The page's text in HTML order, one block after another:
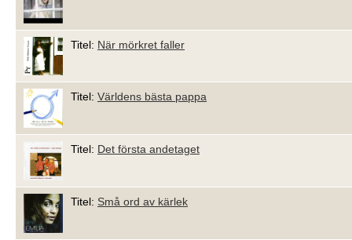
Titel: När mörkret faller
Titel: Världens bästa pappa
Titel: Det första andetaget
Titel: Små ord av kärlek